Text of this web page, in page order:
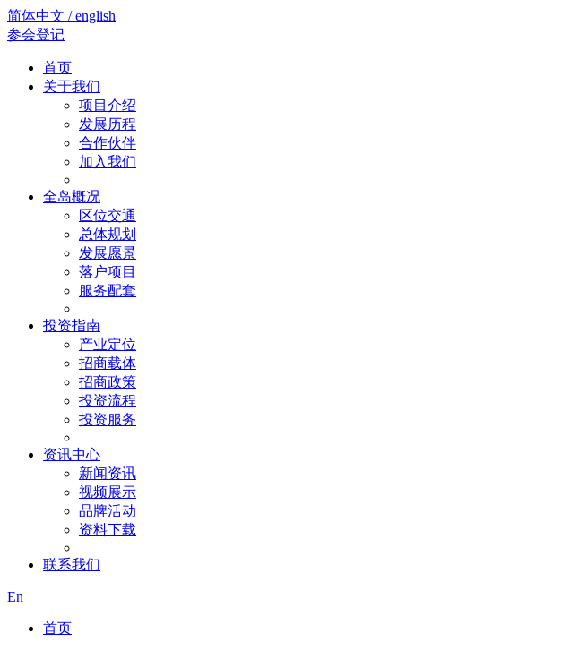
简体中文 / english
参会登记
首页
关于我们
项目介绍
发展历程
合作伙伴
加入我们
全岛概况
区位交通
总体规划
发展愿景
落户项目
服务配套
投资指南
产业定位
招商载体
招商政策
投资流程
投资服务
资讯中心
新闻资讯
视频展示
品牌活动
资料下载
联系我们
En
首页